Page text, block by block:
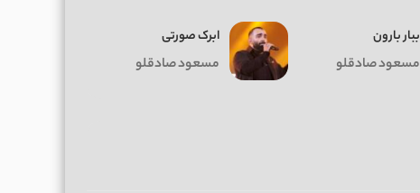
ببار بارون
مسعود صادقلو
ابرک صورتی
مسعود صادقلو